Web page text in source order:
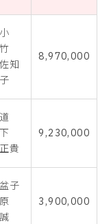
小
竹
佐知
子
8,970,000
道
下
正貴
9,230,000
盆子
原
誠
3,900,000